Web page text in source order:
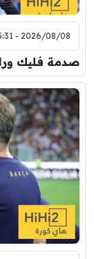
2026/08/08 - 15:31
صدمة فليك